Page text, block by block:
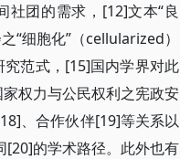
团的需求，[12]文本“良
“细胞化”（cellularized）
范式，[15]国内学界对此
权力与公民权利之宪政安
、合作伙伴[19]等关系以
[20]的学术路径。此外也有